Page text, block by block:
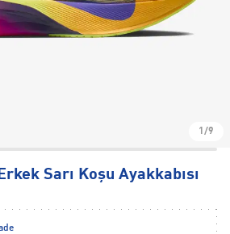
1/9
Sarı Koşu Ayakkabısı